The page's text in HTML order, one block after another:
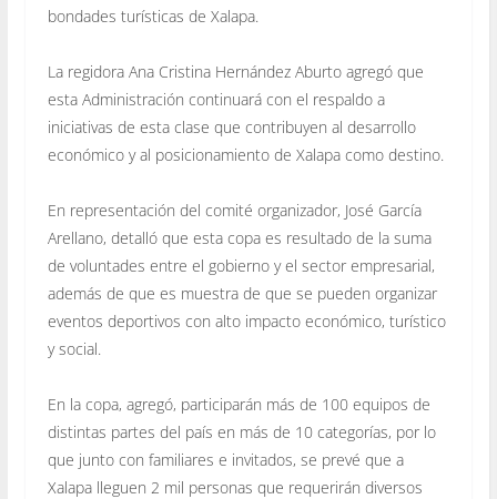
bondades turísticas de Xalapa.
La regidora Ana Cristina Hernández Aburto agregó que
esta Administración continuará con el respaldo a
iniciativas de esta clase que contribuyen al desarrollo
económico y al posicionamiento de Xalapa como destino.
En representación del comité organizador, José García
Arellano, detalló que esta copa es resultado de la suma
de voluntades entre el gobierno y el sector empresarial,
además de que es muestra de que se pueden organizar
eventos deportivos con alto impacto económico, turístico
y social.
En la copa, agregó, participarán más de 100 equipos de
distintas partes del país en más de 10 categorías, por lo
que junto con familiares e invitados, se prevé que a
Xalapa lleguen 2 mil personas que requerirán diversos